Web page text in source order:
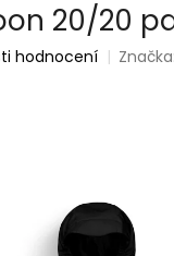
20/20
hodnocení